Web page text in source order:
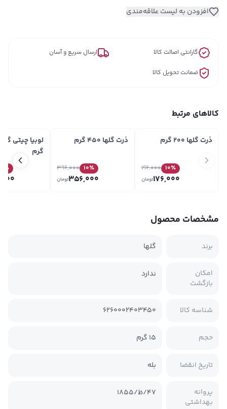
افزودن به لیست علاقه‌مندی
گارانتی اصالت کالا ارسال سریع و آسان
ضمانت تحویل کالا
کالاهای مرتبط
ذرت گلها 200 گرم
10٪ 196,000
176,000تومان
ذرت گلها 450 گرم
10٪ 396,000
356,000تومان
گرم
٪
مشخصات محصول
برند گلها
امکان
بازگشت
ندارد
شناسه کالا 6260002403450
حجم ‫15 گرم‬
تاریخ انقضا بله
پروانه
بهداشتی
۴۷/ظ/۱۸۵۵